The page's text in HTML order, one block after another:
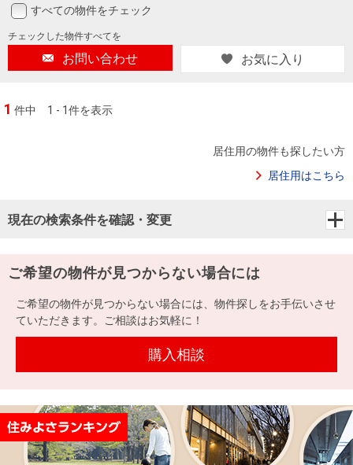
すべての物件をチェック
チェックした物件すべてを
お問い合わせ お気に入り
1 件中 1 - 1件を表示
居住用の物件も探したい方
居住用はこちら
現在の検索条件を確認・変更
ご希望の物件が見つからない場合には
ご希望の物件が見つからない場合には、物件探しをお手伝いさせ
ていただきます。ご相談はお気軽に！
購入相談